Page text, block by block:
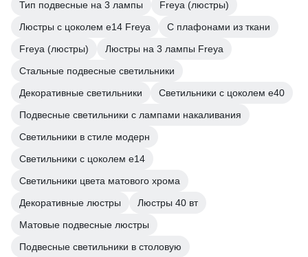
Тип подвесные на 3 лампы
Freya (люстры)
Люстры с цоколем e14 Freya
С плафонами из ткани
Freya (люстры)
Люстры на 3 лампы Freya
Стальные подвесные светильники
Декоративные светильники
Светильники с цоколем e40
Подвесные светильники с лампами накаливания
Светильники в стиле модерн
Светильники с цоколем e14
Светильники цвета матового хрома
Декоративные люстры
Люстры 40 вт
Матовые подвесные люстры
Подвесные светильники в столовую